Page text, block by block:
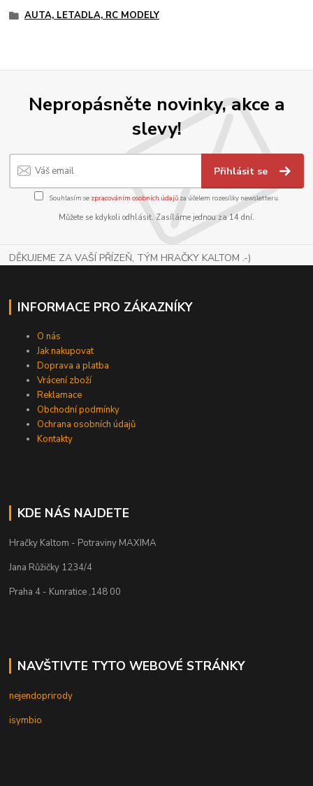
AUTA, LETADLA, RC MODELY
Nepropásněte novinky, akce a
slevy!
Přihlásit se
Souhlasím se zpracováním osobních údajůza účelem rozesílky newsletteru.
Můžete se kdykoli odhlásit. Zasíláme jednou za 14 dní.
DĚKUJEME ZA VAŠÍ PŘÍZEŇ, TÝM HRAČKY KALTOM .-)
INFORMACE PRO ZÁKAZNÍKY
O nás
Jak nakupovat
Doprava a platba
Vrácení zboží
Reklamace
Obchodní podmínky
Ochrana osobních údajů
Kontakty
KDE NÁS NAJDETE
Hračky Kaltom - Potraviny MAXIMA
Jana Růžičky 1234/4
Praha 4 - Kunratice ,148 00
NAVŠTIVTE TYTO WEBOVÉ STRÁNKY
nejendoprirody
isymbio